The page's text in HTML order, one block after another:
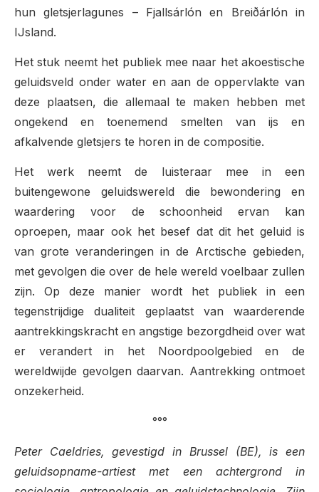
hun gletsjerlagunes – Fjallsárlón en Breiðárlón in
IJsland.
Het stuk neemt het publiek mee naar het akoestische
geluidsveld onder water en aan de oppervlakte van
deze plaatsen, die allemaal te maken hebben met
ongekend en toenemend smelten van ijs en
afkalvende gletsjers te horen in de compositie.
Het werk neemt de luisteraar mee in een
buitengewone geluidswereld die bewondering en
waardering voor de schoonheid ervan kan
oproepen, maar ook het besef dat dit het geluid is
van grote veranderingen in de Arctische gebieden,
met gevolgen die over de hele wereld voelbaar zullen
zijn. Op deze manier wordt het publiek in een
tegenstrijdige dualiteit geplaatst van waarderende
aantrekkingskracht en angstige bezorgdheid over wat
er verandert in het Noordpoolgebied en de
wereldwijde gevolgen daarvan. Aantrekking ontmoet
onzekerheid.
°°°
Peter Caeldries, gevestigd in Brussel (BE), is een
geluidsopname-artiest met een achtergrond in